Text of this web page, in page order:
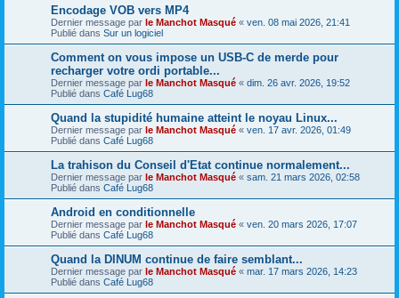
Encodage VOB vers MP4
Dernier message par le Manchot Masqué « ven. 08 mai 2026, 21:41
Publié dans Sur un logiciel
Comment on vous impose un USB-C de merde pour
recharger votre ordi portable...
Dernier message par le Manchot Masqué « dim. 26 avr. 2026, 19:52
Publié dans Café Lug68
Quand la stupidité humaine atteint le noyau Linux...
Dernier message par le Manchot Masqué « ven. 17 avr. 2026, 01:49
Publié dans Café Lug68
La trahison du Conseil d'Etat continue normalement...
Dernier message par le Manchot Masqué « sam. 21 mars 2026, 02:58
Publié dans Café Lug68
Android en conditionnelle
Dernier message par le Manchot Masqué « ven. 20 mars 2026, 17:07
Publié dans Café Lug68
Quand la DINUM continue de faire semblant...
Dernier message par le Manchot Masqué « mar. 17 mars 2026, 14:23
Publié dans Café Lug68